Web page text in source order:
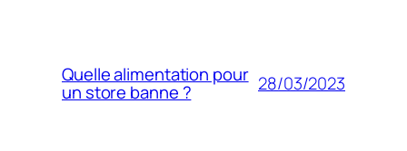
Quelle alimentation pour
un store banne ? 28/03/2023